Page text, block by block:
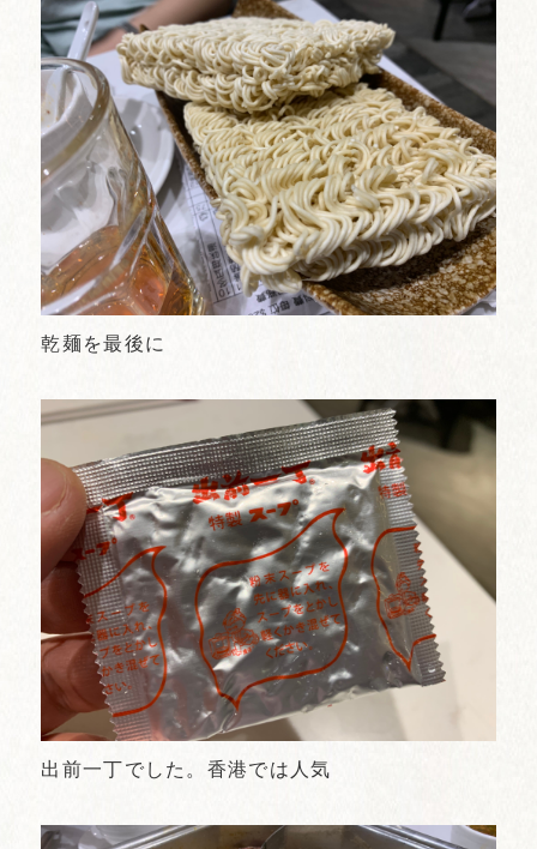
乾麺を最後に
出前一丁でした。香港では人気